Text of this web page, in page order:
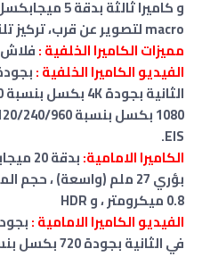
macro لتصوير عن قرب، تركيز تلقائي AF
مميزات الكاميرا الخلفية :فلاش LED و HDR ، بانوراما
الفيديو الكاميرا الخلفية :
1080 بكسل بنسبة 30/60/120/240/960 اطار في الثانية
EIS.
الكاميرا الامامية:بدقة 20 ميجابكسل
0.8 ميكرومتر ،
و
الفيديو الكاميرا الامامية :
في الثانية بجودة 720 بكسل بنسبة 120 اطار في الثانية .